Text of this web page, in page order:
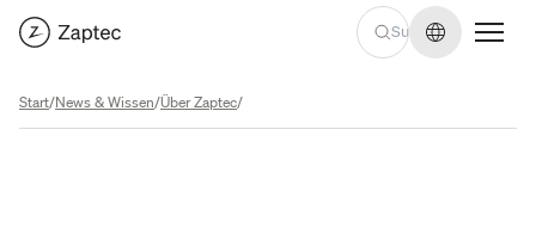
Sprache
Start/News & Wissen/Über Zaptec/